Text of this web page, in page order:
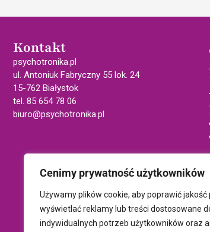
Cenimy prywatność użytkowników
Używamy plików cookie, aby poprawić jakość
wyświetlać reklamy lub treści dostosowane
indywidualnych potrzeb użytkowników oraz
Kontakt
psychotronika.pl
ul. Antoniuk Fabryczny 55 lok. 24
15-762 Białystok
tel. 85 654 78 06
biuro@psychotronika.pl